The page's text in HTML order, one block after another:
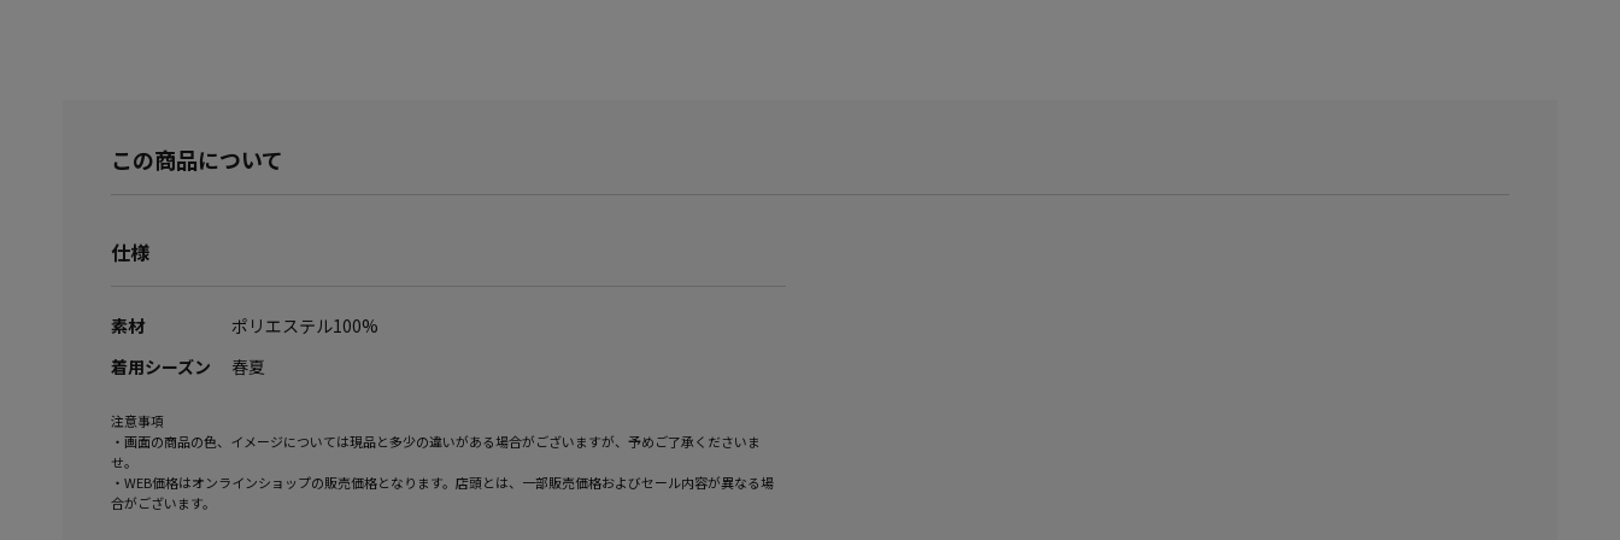
この商品について
仕様
素材
ポリエステル100%
着用シーズン
春夏
注意事項
・画面の商品の色、イメージについては現品と多少の違いがある場合がございますが、予めご了承くださいま
せ。
・WEB価格はオンラインショップの販売価格となります。店頭とは、一部販売価格およびセール内容が異なる場
合がございます。